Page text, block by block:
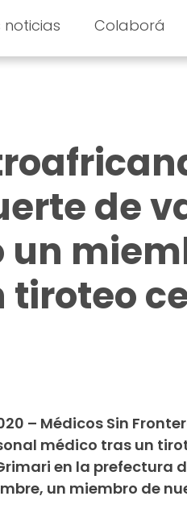
noticias Colaborá
de
tiroteo
– Médicos Sin
médico tras un
en la prefectura
un miembro de